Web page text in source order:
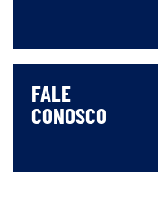
FALE
CONOSCO